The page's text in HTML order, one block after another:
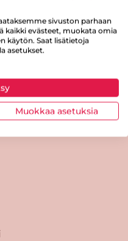
eväät
sivuston parhaan
kaikki evästeet, muokata omia
käytön. Saat lisätietoja
asetukset.
Muokkaa asetuksia